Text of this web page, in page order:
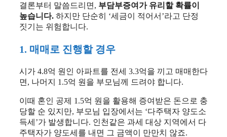
결론부터 말씀드리면, 부담부증여가 유리할 확률이
높습니다. 하지만 단순히 ‘세금이 적어서’라고 단정
짓기는 위험합니다.
1. 매매로 진행할 경우
시가 4.8억 원인 아파트를 전세 3.3억을 끼고 매매한다
면, 나머지 1.5억 원을 부모님께 드려야 합니다.
이때 혼인 공제 1.5억 원을 활용해 증여받은 돈으로 충
당할 순 있지만, 부모님 입장에서는 ‘다주택자 양도소
득세’가 발생합니다. 인천같은 과세 대상 지역에서 다
주택자가 양도세를 내면 그 금액이 만만치 않죠.